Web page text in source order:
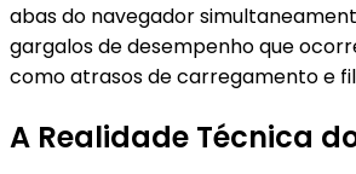
abas do navegador
gargalos de desempenho que
como atrasos de carregamento e
A Realidade Técnica